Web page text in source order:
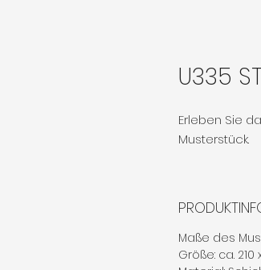
U335
Erleben Sie
Musterstück.
Maße des
Größe: ca. 210